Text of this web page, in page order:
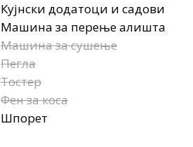
Кујнски додатоци и садови
Машина за перење алишта
Машина за сушење
Пегла
Тостер
Фен за коса
Шпорет